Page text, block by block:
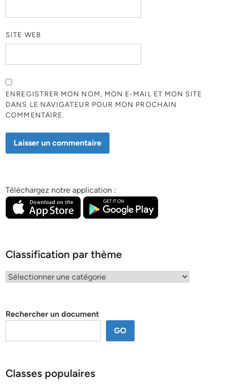
SITE WEB
ENREGISTRER MON NOM, MON E-MAIL ET MON SITE
DANS LE NAVIGATEUR POUR MON PROCHAIN
COMMENTAIRE.
Téléchargez notre application :
Classification par thème
Classification
Rechercher un document
GO
Classes populaires